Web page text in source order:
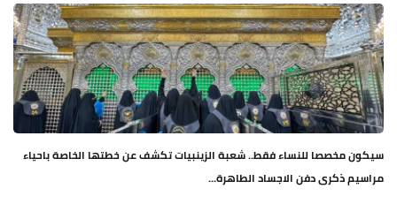
سيكون مخصصا للنساء فقط.. شعبة الزينبيات تكشف عن خطتها الخاصة باحياء
مراسيم ذكرى دفن الاجساد الطاهرة...